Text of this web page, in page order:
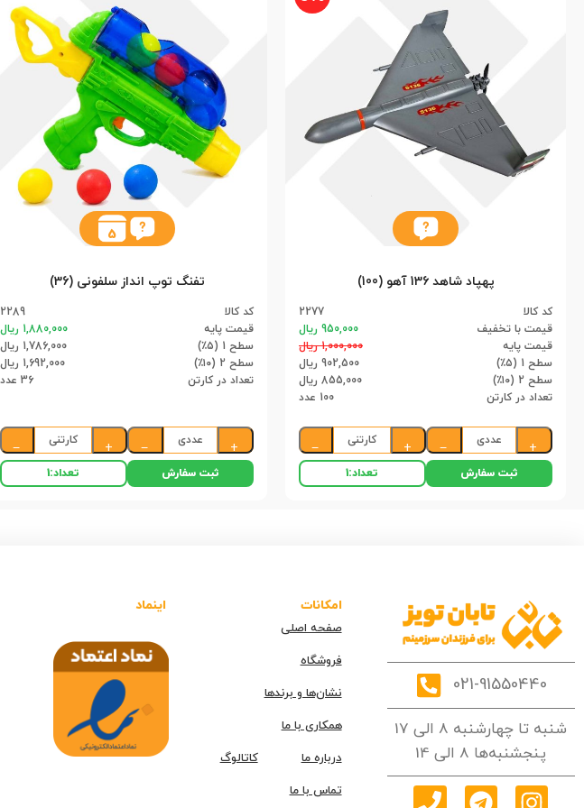
پهپاد شاهد 136 آهو (100)
کد کالا
2277
قیمت با تخفیف
950,000 ریال
قیمت پایه
1,000,000 ریال
سطح 1 (۵٪)
902,500 ریال
سطح 2 (۱۰٪)
855,000 ریال
تعداد در کارتن
100 عدد
+
عددی
−
+
کارتنی
−
ثبت سفارش تعداد:1
5
تفنگ توپ انداز سلفونی (36)
کد کالا
2289
قیمت پایه
1,880,000 ریال
سطح 1 (۵٪)
1,786,000 ریال
سطح 2 (۱۰٪)
1,692,000 ریال
تعداد در کارتن
36 عدد
+
عددی
−
+
کارتنی
−
ثبت سفارش تعداد:1
021-91550440
شنبه تا چهارشنبه 8 الی 17
پنجشنبه‌ها 8 الی 14
امکانات
صفحه اصلی
فروشگاه
نشان‌ها و برندها
همکاری با ما
درباره ما
کاتالوگ
تماس با ما
اینماد